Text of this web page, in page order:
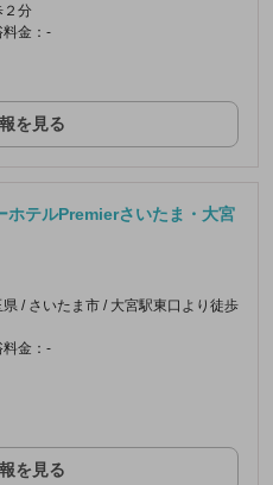
２分
料金：-
を見る
テルPremierさいたま・大宮
県 / さいたま市 / 大宮駅東口より徒歩
料金：-
を見る